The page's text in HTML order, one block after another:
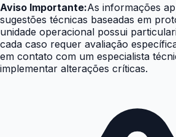
Aviso Importante:As informações
sugestões técnicas baseadas em
unidade operacional possui
cada caso requer avaliação
em contato com um especialista
implementar alterações críticas.